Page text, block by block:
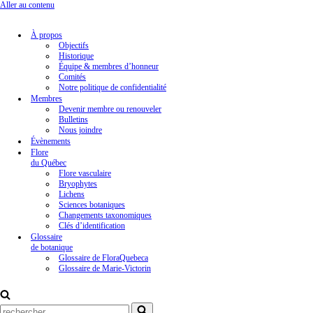
Aller au contenu
À propos
Objectifs
Historique
Équipe & membres d’honneur
Comités
Notre politique de confidentialité
Membres
Devenir membre ou renouveler
Bulletins
Nous joindre
Évènements
Flore
du Québec
Flore vasculaire
Bryophytes
Lichens
Sciences botaniques
Changements taxonomiques
Clés d’identification
Glossaire
de botanique
Glossaire de FloraQuebeca
Glossaire de Marie-Victorin
Rechercher...